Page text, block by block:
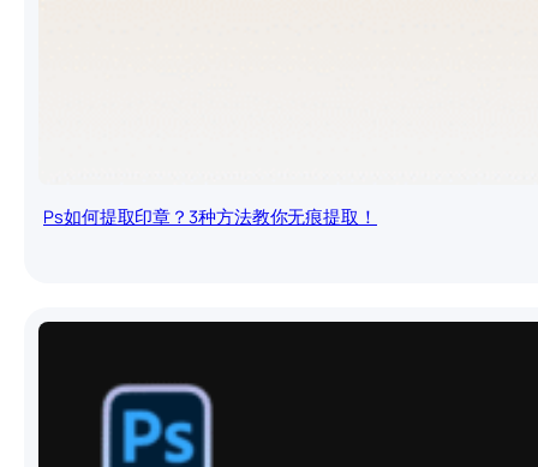
Ps如何提取印章？3种方法教你无痕提取！